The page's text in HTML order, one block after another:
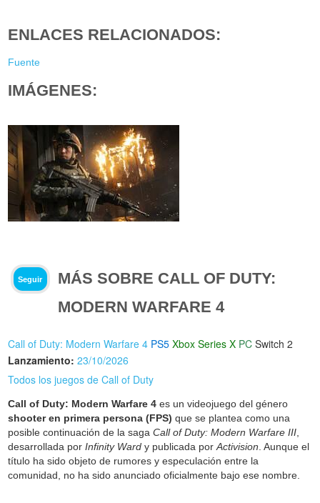
ENLACES RELACIONADOS:
Fuente
IMÁGENES:
Seguir
MÁS SOBRE CALL OF DUTY:
MODERN WARFARE 4
Call of Duty: Modern Warfare 4 PS5 Xbox Series X PC Switch 2
Lanzamiento: 23/10/2026
Todos los juegos de Call of Duty
Call of Duty: Modern Warfare 4 es un videojuego del género
shooter en primera persona (FPS) que se plantea como una
posible continuación de la sagaCall of Duty: Modern Warfare III
desarrollada porInfinity Ward y publicada porActivision . Aunque el
título ha sido objeto de rumores y especulación entre la
comunidad, no ha sido anunciado oficialmente bajo ese nombre.